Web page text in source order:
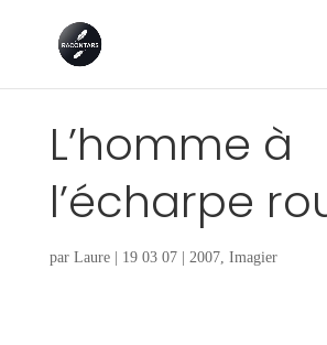
L’homme à
l’écharpe
par Laure| 19 03 07| 2007, Imagier